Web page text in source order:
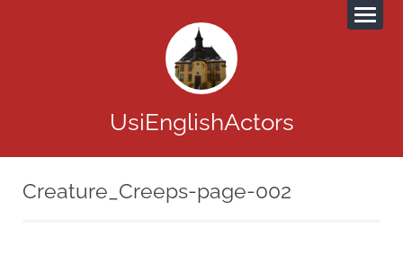
UsiEnglishActors
Creature_Creeps-page-002